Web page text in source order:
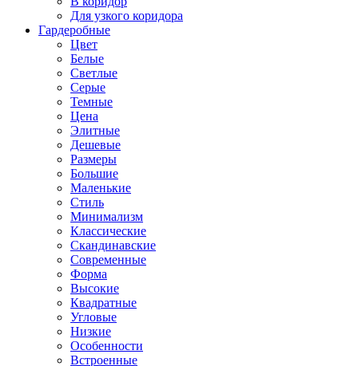
Для узкого коридора
Гардеробные
Цвет
Белые
Светлые
Серые
Темные
Цена
Элитные
Дешевые
Размеры
Большие
Маленькие
Стиль
Минимализм
Классические
Скандинавские
Современные
Форма
Высокие
Квадратные
Угловые
Низкие
Особенности
Встроенные